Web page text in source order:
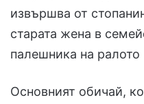
извършва от
старата жена в
палешника на
Основният обичай,